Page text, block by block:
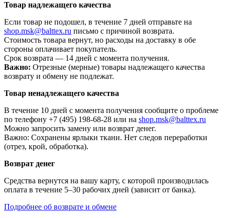
Товар надлежащего качества
Если товар не подошел, в течение 7 дней отправьте на
shop.msk@balttex.ru письмо с причиной возврата.
Стоимость товара вернут, но расходы на доставку в обе
стороны оплачивает покупатель.
Срок возврата — 14 дней с момента получения.
Важно: Отрезные (мерные) товары надлежащего качества
возврату и обмену не подлежат.
Товар ненадлежащего качества
В течение 10 дней с момента получения сообщите о проблеме
по телефону +7 (495) 198-68-28 или на shop.msk@balttex.ru
Можно запросить замену или возврат денег.
Важно: Сохранены ярлыки ткани. Нет следов переработки
(отрез, крой, обработка).
Возврат денег
Средства вернутся на вашу карту, с которой производилась
оплата в течение 5–30 рабочих дней (зависит от банка).
Подробнее об возврате и обмене